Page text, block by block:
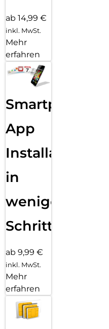
ab 14,99 €
inkl. MwSt.
Mehr
erfahren
Smartphone
App
Installation
in
wenigen
Schritten
ab 9,99 €
inkl. MwSt.
Mehr
erfahren